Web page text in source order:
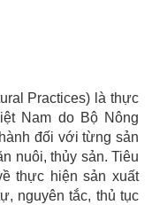
Practices) là thực
Nam do Bộ Nông
đối với từng sản
nuôi, thủy sản. Tiêu
thực hiện sản xuất
nguyên tắc, thủ tục